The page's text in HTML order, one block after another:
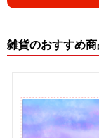
小説 [刺すよう
＜著者:挿画作成
日本語版:
挿画&グッズカタ
＜著者:絵本/挿
雑貨のおすすめ商